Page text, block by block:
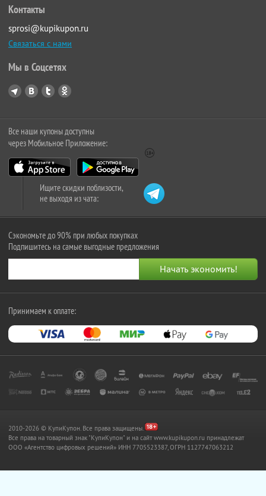
Контакты
sprosi@kupikupon.ru
Связаться с нами
Мы в Соцсетях
Все наши купоны доступны
через Мобильное Приложение:
Ищите скидки поблизости,
не выходя из чата:
Сэкономьте до 90% при любых покупках
Подпишитесь на самые выгодные предложения
Принимаем к оплате:
2010-2026 © КупиКупон. Все права защищены.
Все права на товарный знак "КупиКупон" и на сайт www.kupikupon.ru принадлежат
OOO «Агентство цифровых решений» ИНН 7705523387, ОГРН 1127747063212